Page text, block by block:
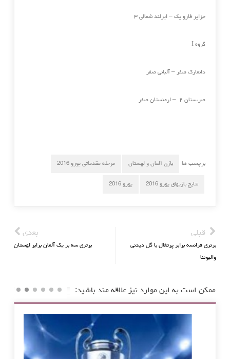
جزایر فارو یک – ایرلند شمالی ۳
گروه I
دانمارک صفر – آلبانی صفر
صربستان ۲ – ارمنستان صفر
برچسب ها بازی آلمان و لهستان مرحله مقدماتی یورو 2016
نتایج بازیهای یورو 2016 یورو 2016
قبلی
برتری فرانسه برابر پرتغال با گل دیدنی
والبوئنا
بعدی
برتری سه بر یک آلمان برابر لهستان
ممکن است به این موارد نیز علاقه مند باشید: